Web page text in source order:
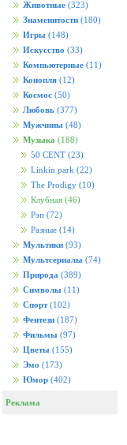
Животные (323)
Знаменитости (180)
Игры (148)
Искусство (33)
Компьютерные (11)
Конопля (12)
Космос (50)
Любовь (377)
Мужчины (48)
Музыка (188)
50 CENT (23)
Linkin park (22)
The Prodigy (10)
Клубная (46)
Рэп (72)
Разные (14)
Мультики (93)
Мультсериалы (74)
Природа (389)
Символы (11)
Спорт (102)
Фентези (187)
Фильмы (97)
Цветы (155)
Эмо (173)
Юмор (402)
Реклама